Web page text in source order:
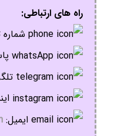
راه های ارتباطی:
ایمیل: